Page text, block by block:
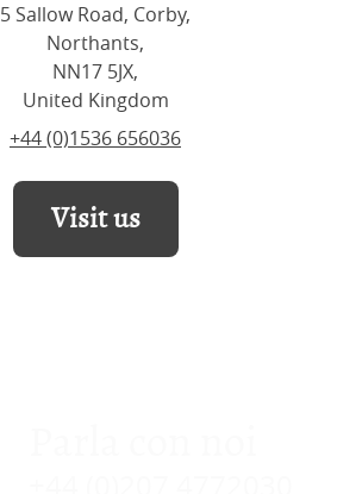
5 Sallow Road, Corby,
Northants,
NN17 5JX,
United Kingdom
+44 (0)1536 656036
Visit us